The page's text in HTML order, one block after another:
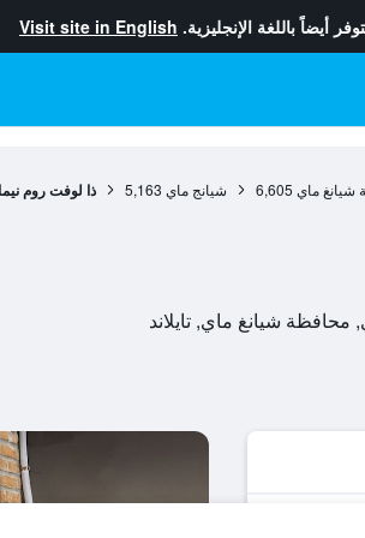
أيضاً باللغة الإنجليزية. Visit site in English
شيانغ ماي 6,605 شيانج ماي 5,163 ذا لوفت روم